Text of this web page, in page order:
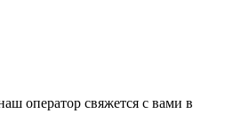
оператор свяжется с вами в